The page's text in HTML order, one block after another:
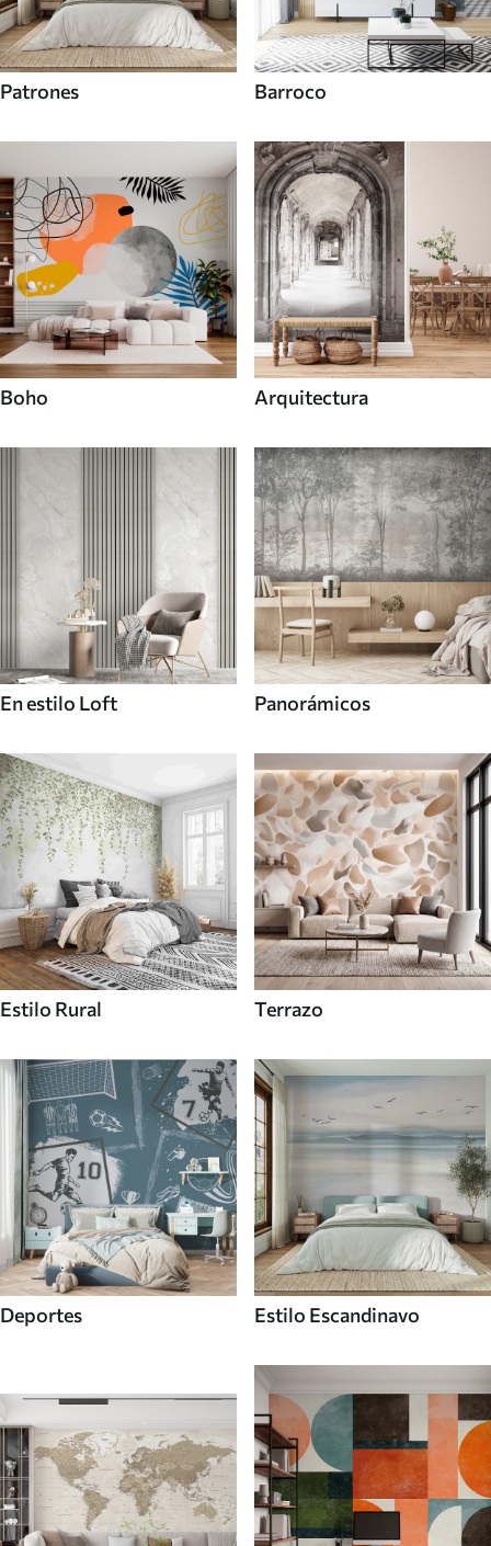
Patrones Barroco
Boho Arquitectura
En estilo Loft Panorámicos
Estilo Rural Terrazo
Deportes Estilo Escandinavo